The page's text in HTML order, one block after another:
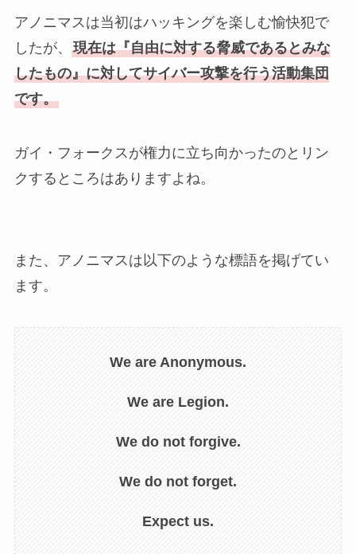
アノニマスは当初はハッキングを楽しむ愉快犯で
したが、 現在は『自由に対する脅威であるとみな
したもの』に対してサイバー攻撃を行う活動集団
です。
ガイ・フォークスが権力に立ち向かったのとリン
クするところはありますよね。
また、アノニマスは以下のような標語を掲げてい
ます。
We are Anonymous.
We are Legion.
We do not forgive.
We do not forget.
Expect us.